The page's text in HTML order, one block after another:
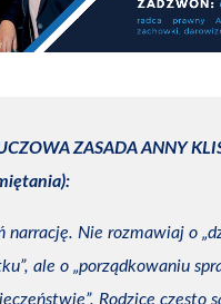
ZASADA ANNY
narrację. Nie rozmawiaj o
ale o „porządkowaniu
Rodzice często